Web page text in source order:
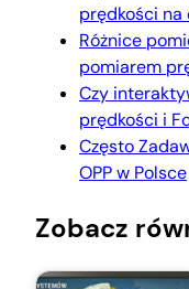
prędkości na
Różnice
pomiarem
Czy
prędkości i
Często
OPP w Polsce
Zobacz